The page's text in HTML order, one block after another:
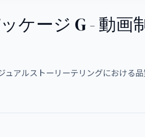
ケージ G - 動画
アルストーリーテリングにおける